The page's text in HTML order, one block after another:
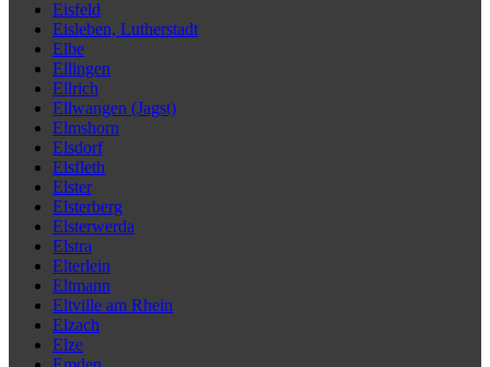
Eisfeld
Eisleben, Lutherstadt
Elbe
Ellingen
Ellrich
Ellwangen (Jagst)
Elmshorn
Elsdorf
Elsfleth
Elster
Elsterberg
Elsterwerda
Elstra
Elterlein
Eltmann
Eltville am Rhein
Elzach
Elze